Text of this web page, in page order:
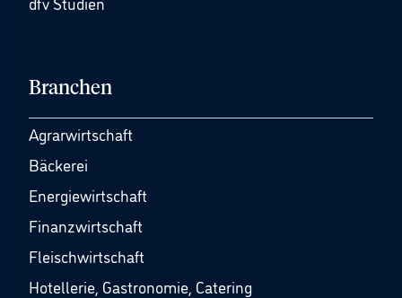
Branchen
Agrarwirtschaft
Bäckerei
Energiewirtschaft
Finanzwirtschaft
Fleischwirtschaft
Hotellerie, Gastronomie, Catering